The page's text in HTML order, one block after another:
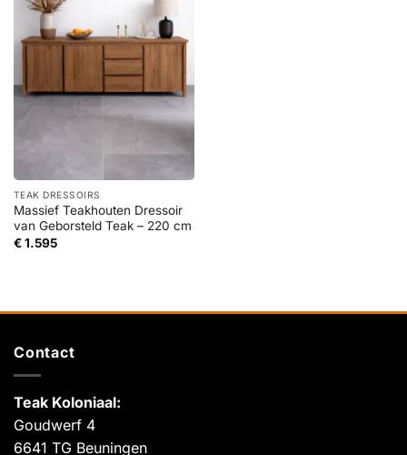
TEAK DRESSOIRS
Massief Teakhouten Dressoir
van Geborsteld Teak – 220 cm
€1.595
Contact
Teak Koloniaal:
Goudwerf 4
6641 TG Beuningen